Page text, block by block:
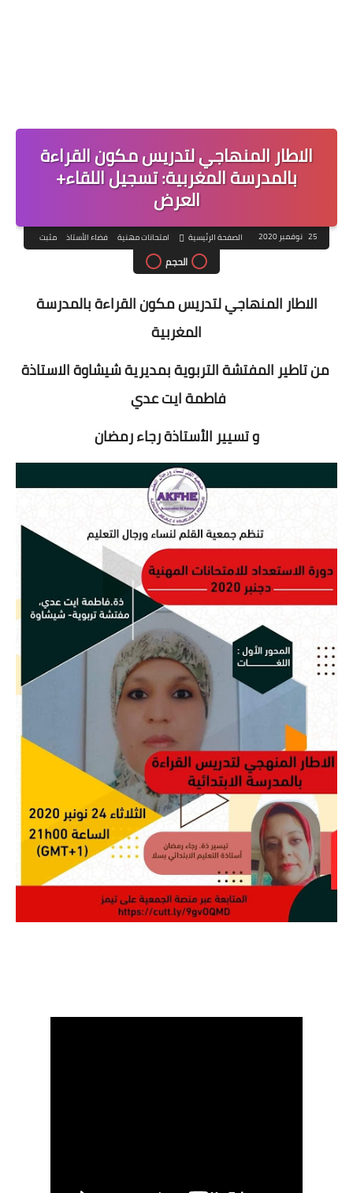
الاطار المنهاجي لتدريس مكون القراءة
بالمدرسة المغربية: تسجيل اللقاء+
العرض
25 نوفمبر 2020 الصفحة الرئيسية امتحانات مهنية فضاء الأستاذ مثبت
الحجم
الاطار المنهاجي لتدريس مكون القراءة بالمدرسة
المغربية
من تاطير المفتشة التربوية بمديرية شيشاوة الاستاذة
فاطمة ايت عدي
و تسيير الأستاذة رجاء رمضان